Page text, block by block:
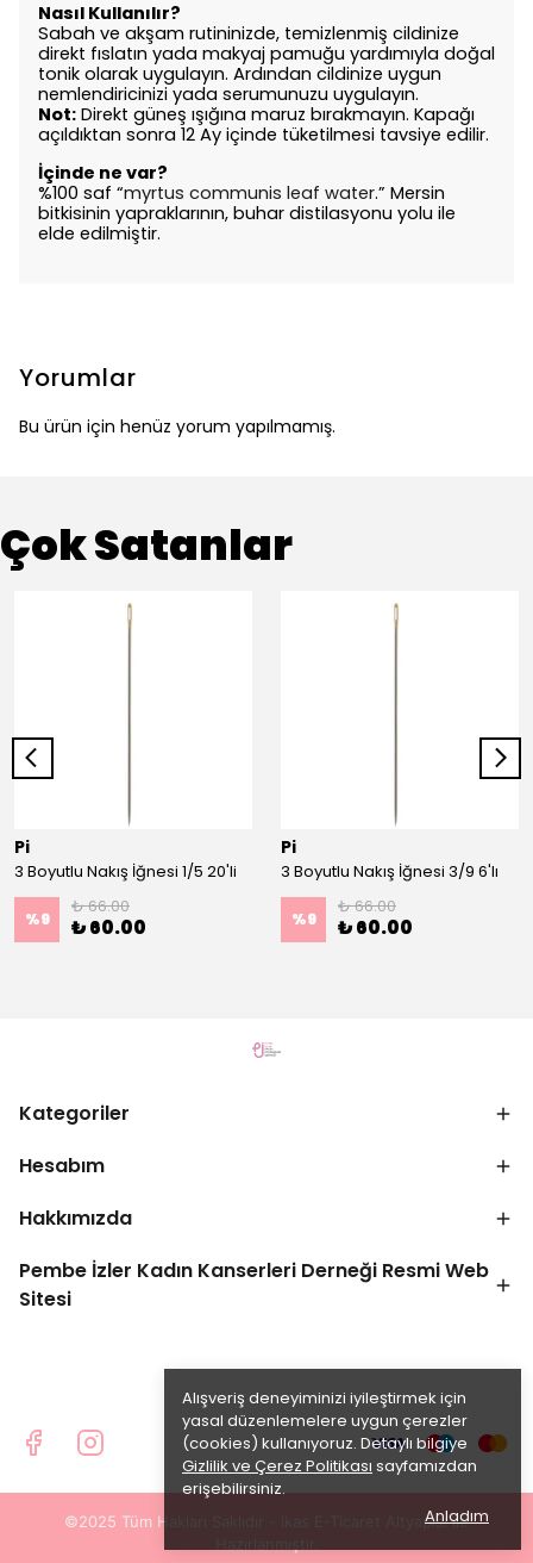
Alışveriş deneyiminizi iyileştirmek için
yasal düzenlemelere uygun çerezler
(cookies) kullanıyoruz. Detaylı bilgiye
Gizlilik ve Çerez Politikası sayfamızdan
erişebilirsiniz.
Anladım
Nasıl Kullanılır?
Sabah ve akşam rutininizde, temizlenmiş cildinize
direkt fıslatın yada makyaj pamuğu yardımıyla doğal
tonik olarak uygulayın. Ardından cildinize uygun
nemlendiricinizi yada serumunuzu uygulayın.
Not: Direkt güneş ışığına maruz bırakmayın. Kapağı
açıldıktan sonra 12 Ay içinde tüketilmesi tavsiye edilir.
İçinde ne var?
%100 saf “myrtus communis leaf water.” Mersin
bitkisinin yapraklarının, buhar distilasyonu yolu ile
elde edilmiştir.
Yorumlar
Bu ürün için henüz yorum yapılmamış.
Çok Satanlar
Pi
3 Boyutlu Nakış İğnesi 1/5 20'li
%9
₺ 66.00
₺ 60.00
Pi
3 Boyutlu Nakış İğnesi 3/9 6'lı
%9
₺ 66.00
₺ 60.00
Kategoriler
Hesabım
Hakkımızda
Pembe İzler Kadın Kanserleri Derneği Resmi Web
Sitesi
©2025 Tüm Hakları Saklıdır - ikas E-Ticaret
Altyapısı ile